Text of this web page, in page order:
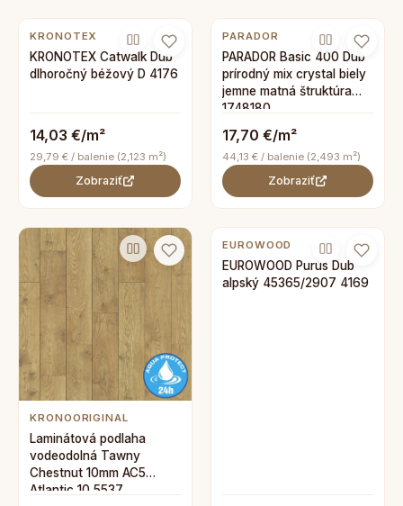
KRONOTEX
KRONOTEX Catwalk Dub
dlhoročný béžový D 4176
14,03 €/m²
29,79 € / balenie (2,123 m²)
Zobraziť
PARADOR
PARADOR Basic 400 Dub
prírodný mix crystal biely
jemne matná štruktúra
1748180
17,70 €/m²
44,13 € / balenie (2,493 m²)
Zobraziť
KRONOORIGINAL
Laminátová podlaha
vodeodolná Tawny
Chestnut 10mm AC5
Atlantic 10 5537
EUROWOOD
EUROWOOD Purus Dub
alpský 45365/2907 4169